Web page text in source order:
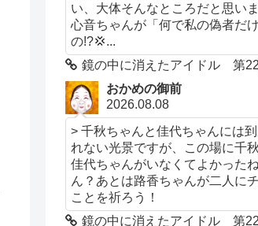
い、大体そんなところだと思い
心音ちゃんが「何で私の偽者だ
の!?💢...
鏡の中に消えたアイドル 第
おかめの御前
2026.08.08
> 千秋ちゃんと佳代ちゃんには
れない光景ですが、この場に千
佳代ちゃんがいなくてよかった
ん？あとは路香ちゃんが二人に
ことを祈ろう！
鏡の中に消えたアイドル 第